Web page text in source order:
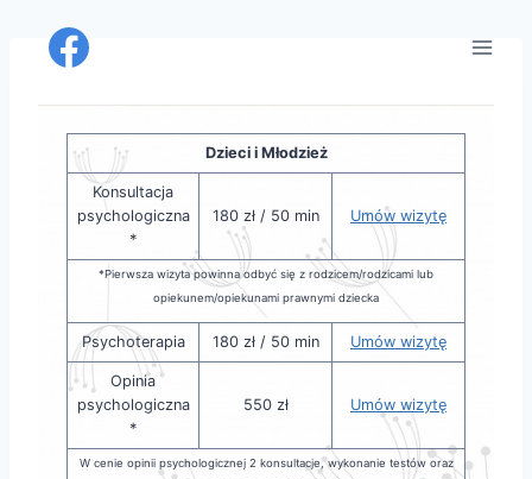
Dzieci i Młodzież
Konsultacja
psychologiczna
*
180 zł / 50 min Umów wizytę
*Pierwsza wizyta powinna odbyć się z rodzicem/rodzicami lub
opiekunem/opiekunami prawnymi dziecka
Psychoterapia 180 zł / 50 min Umów wizytę
Opinia
psychologiczna
*
550 zł Umów wizytę
W cenie opinii psychologicznej 2 konsultacje, wykonanie testów oraz